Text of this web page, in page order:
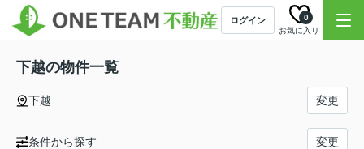
ログイン
お気に入り
0
下越の物件一覧
下越 変更
条件から探す 変更